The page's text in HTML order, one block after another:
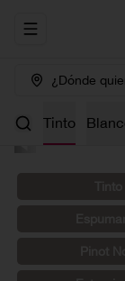
Abrir menu de
¿Dónde
🤑 Tinto